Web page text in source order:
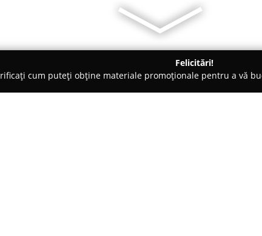
Felicitări!
cum puteți obține materiale promoționale pentru a vă